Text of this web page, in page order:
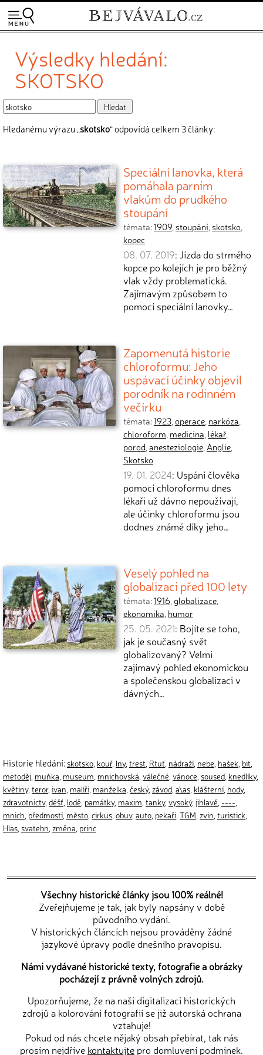
Výsledky hledání:
SKOTSKO
Hledanému výrazu „skotsko“ odpovídá celkem 3 články:
Speciální lanovka, která
pomáhala parním
vlakům do prudkého
stoupání
témata:1909, stoupání, skotsko,
kopec
08. 07. 2019: Jízda do strmého
kopce po kolejích je pro běžný
vlak vždy problematická.
Zajímavým způsobem to
pomocí speciální lanovky…
Zapomenutá historie
chloroformu: Jeho
uspávací účinky objevil
porodník na rodinném
večírku
témata:1923,operace, narkóza,
chloroform, medicína, lékař,
porod,anesteziologie,Anglie,
Skotsko
19. 01. 2024: Uspání člověka
pomocí chloroformu dnes
lékaři už dávno nepoužívají,
ale účinky chloroformu jsou
dodnes známé díky jeho…
Veselý pohled na
globalizaci před 100 lety
témata:1916,globalizace,
ekonomika, humor
25. 05. 2021: Bojíte se toho,
jak je současný svět
globalizovaný? Velmi
zajímavý pohled ekonomickou
a společenskou globalizaci v
dávných…
Historie hledání: skotsko kouř, lny, trest Rtuť nádraží nebe hašek bit
metoděj muňka museum mnichovská válečné vánoce soused knedlíky,
květiny, teror, ivan malíři manželka český, závod a\as klášterní hody,
zdravotnictv, déšť lodě památky, maxim tanky, vysoký, jihlavě ----
mnich předmostí město cirkus obuv, auto pekaři TGM zvin turistick
Hlas svatebn změna princ
Všechny historické články jsou 100% reálné!
Zveřejňujeme je tak, jak byly napsány v době
původního vydání.
V historických článcích nejsou prováděny žádné
jazykové úpravy podle dnešního pravopisu.
Námi vydávané historické texty, fotografie a obrázky
pocházejí z právně volných zdrojů.
Upozorňujeme, že na naši digitalizaci historických
zdrojů a kolorování fotografií se již autorská ochrana
vztahuje!
Pokud od nás chcete nějaký obsah přebírat, tak nás
prosím nejdříve kontaktujte pro domluvení podmínek.